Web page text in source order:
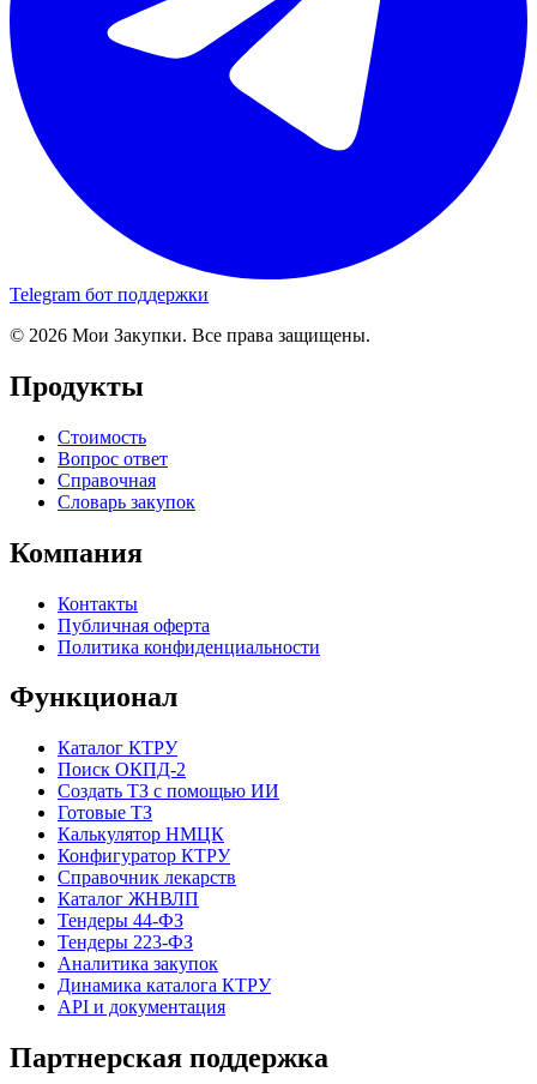
Telegram бот поддержки
© 2026 Мои Закупки. Все права защищены.
Продукты
Стоимость
Вопрос ответ
Справочная
Словарь закупок
Компания
Контакты
Публичная оферта
Политика конфиденциальности
Функционал
Каталог КТРУ
Поиск ОКПД-2
Создать ТЗ с помощью ИИ
Готовые ТЗ
Калькулятор НМЦК
Конфигуратор КТРУ
Справочник лекарств
Каталог ЖНВЛП
Тендеры 44-ФЗ
Тендеры 223-ФЗ
Аналитика закупок
Динамика каталога КТРУ
API и документация
Партнерская поддержка